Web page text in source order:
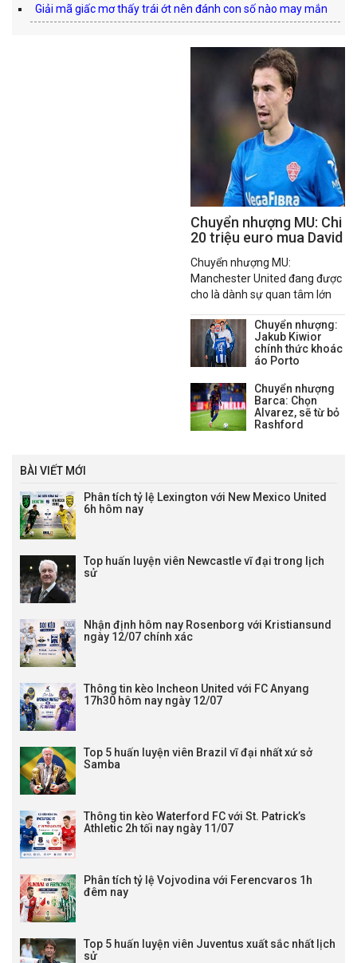
Giải mã giấc mơ thấy trái ớt nên đánh con số nào may mắn
Chuyển nhượng MU: Chi
20 triệu euro mua David
Chuyển nhượng MU:
Manchester United đang được
cho là dành sự quan tâm lớn
Affengruber của Elche CF
trước kỳ chuyển nhượng mùa
hè.
Chuyển nhượng:
Jakub Kiwior
chính thức khoác
áo Porto
Chuyển nhượng
Barca: Chọn
Alvarez, sẽ từ bỏ
Rashford
BÀI VIẾT MỚI
Phân tích tỷ lệ Lexington với New Mexico United
6h hôm nay
Top huấn luyện viên Newcastle vĩ đại trong lịch
sử
Nhận định hôm nay Rosenborg với Kristiansund
ngày 12/07 chính xác
Thông tin kèo Incheon United với FC Anyang
17h30 hôm nay ngày 12/07
Top 5 huấn luyện viên Brazil vĩ đại nhất xứ sở
Samba
Thông tin kèo Waterford FC với St. Patrick’s
Athletic 2h tối nay ngày 11/07
Phân tích tỷ lệ Vojvodina với Ferencvaros 1h
đêm nay
Top 5 huấn luyện viên Juventus xuất sắc nhất lịch
sử